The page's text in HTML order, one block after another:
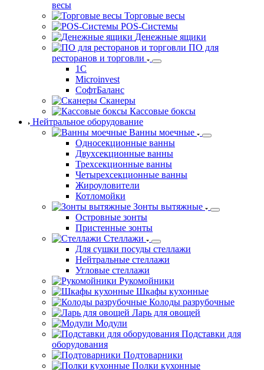
Денежные ящики
ресторанов и торговли
1С
Microinvest
СофтБаланс
Сканеры
Нейтральное оборудование
Ванны моечные
Односекционные ванны
Двухсекционные ванны
Трехсекционные ванны
Четырехсекционные ванны
Жироуловители
Котломойки
Зонты вытяжные
Островные зонты
Пристенные зонты
Стеллажи
Для сушки посуды стеллажи
Нейтральные стеллажи
Угловые стеллажи
Рукомойники
Шкафы кухонные
Колоды разрубочные
Ларь для овощей
Модули
Подставки для
оборудования
Подтоварники
Прилавки